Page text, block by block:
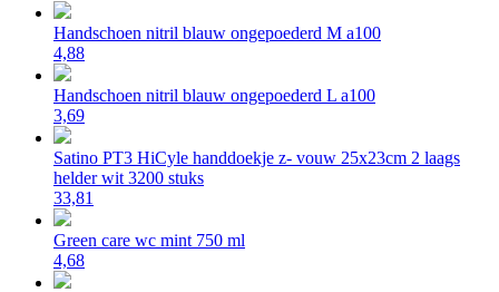
Handschoen nitril blauw ongepoederd M a100
4,88
Handschoen nitril blauw ongepoederd L a100
3,69
Satino PT3 HiCyle handdoekje z- vouw 25x23cm 2 laags
helder wit 3200 stuks
33,81
Green care wc mint 750 ml
4,68